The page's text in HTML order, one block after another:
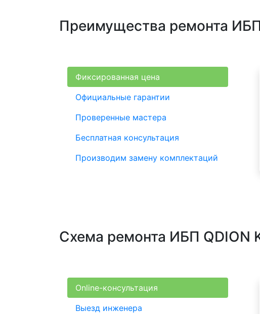
Преимущества ремонта
Фиксированная цена
Официальные гарантии
Проверенные мастера
Бесплатная консультация
Производим замену комплектаций
Схема ремонта ИБП QDION
Online-консультация
Выезд инженера